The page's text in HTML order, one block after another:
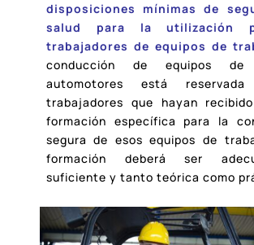
disposiciones mínimas de
salud para la utilización
trabajadores de equipos de
conducción de equipos de
automotores está
trabajadores que hayan
formación específica para la
segura de esos equipos de
formación deberá ser
suficiente y tanto teórica como